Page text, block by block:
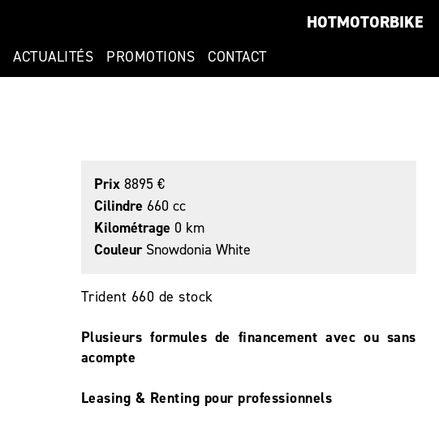
HOTMOTORBIKE
ACTUALITÉS PROMOTIONS CONTACT
Prix8895 €
Cilindre 660 cc
Kilométrage 0 km
CouleurSnowdonia White
Trident 660 de stock
Plusieurs formules de financement avec ou sans
acompte
Leasing & Renting pour professionnels